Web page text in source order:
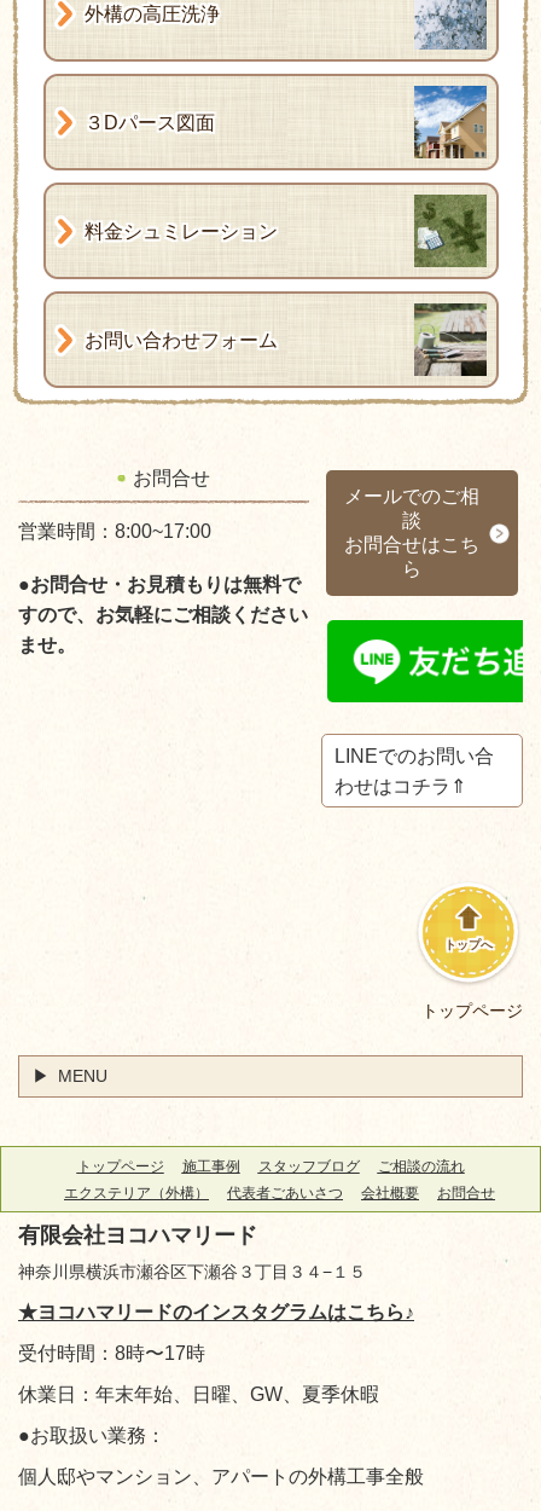
外構の高圧洗浄
３Dパース図面
料金シュミレーション
お問い合わせフォーム
メールでのご相
談
お問合せはこち
ら
LINEでのお問い合
わせはコチラ⇑
お問合せ
営業時間：8:00~17:00
●お問合せ・お見積もりは無料で
すので、お気軽にご相談ください
ませ。
トップへ
トップページ
MENU
トップページ 施工事例 スタッフブログ
ご相談の流れ
エクステリア（外構）
代表者ごあいさつ 会社概要 お問合せ
有限会社ヨコハマリード
神奈川県横浜市瀬谷区下瀬谷３丁目３４−１５
★ヨコハマリードのインスタグラムはこちら♪
受付時間：8時〜17時
休業日：年末年始、日曜、GW、夏季休暇
●お取扱い業務：
個人邸やマンション、アパートの外構工事全般